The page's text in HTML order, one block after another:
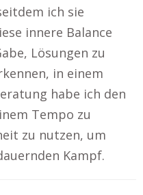
ich sie
innere Balance
Lösungen zu
in einem
habe ich den
Tempo zu
zu nutzen, um
Kampf.